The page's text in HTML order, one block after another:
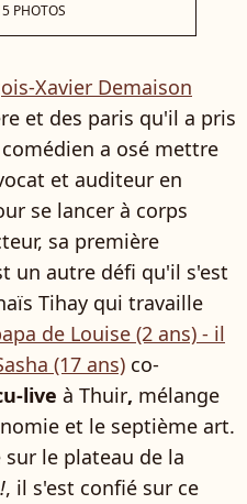
PHOTOS
Xavier Demaison
et des paris qu'il a pris
a osé mettre
et auditeur en
se lancer à corps
sa première
un autre défi qu'il s'est
Tihay qui travaille
de Louise (2 ans) - il
(17 ans) co-
live à Thuir, mélange
et le septième art.
le plateau de la
, il s'est confié sur ce